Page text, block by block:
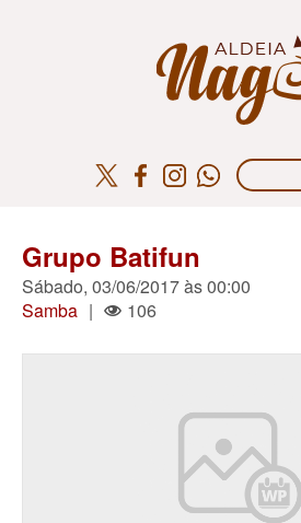
Grupo Batifun
Sábado, 03/06/2017 às 00:00
Samba | 106